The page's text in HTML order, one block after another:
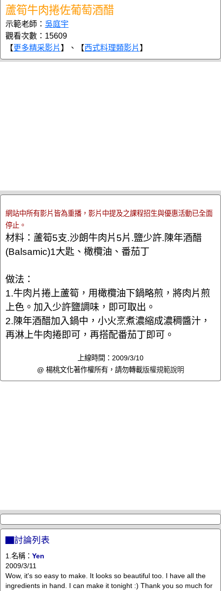
蘆筍牛肉捲佐葡萄酒醋
示範老師： 吳庭宇
觀看次數：15609
【更多精采影片 】、【西式料理類影片 】
網站中所有影片皆為重播，影片中提及之課程招生與優惠活動已全面
停止。
材料：蘆筍5支.沙朗牛肉片5片.鹽少許.陳年酒醋
(Balsamic)1大匙、橄欖油、番茄丁
做法：
1.牛肉片捲上蘆筍，用橄欖油下鍋略煎，將肉片煎
上色。加入少許鹽調味，即可取出。
2.陳年酒醋加入鍋中，小火烹煮濃縮成濃稠醬汁，
再淋上牛肉捲即可，再搭配番茄丁即可。
上線時間：2009/3/10
@ 楊桃文化著作權所有，請勿轉載版權規範說明
▇討論列表
1.名稱： Yen
2009/3/11
Wow, it's so easy to make. It looks so beautiful too. I have all the
ingredients in hand. I can make it tonight :) Thank you so much for